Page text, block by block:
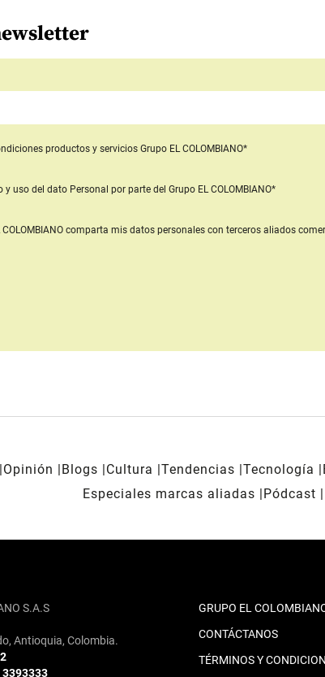
productos y servicios Grupo EL COLOMBIANO*
uso del dato Personal por parte del Grupo EL COLOMBIANO*
comparta mis datos personales con terceros aliados
Opinión Blogs Cultura Tendencias Tecnología
Especiales marcas aliadas
Pódcast
S.A.S
Antioquia, Colombia.
GRUPO EL
CONTÁCTANOS
TÉRMINOS Y